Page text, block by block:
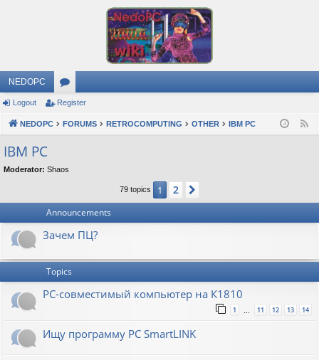
NEDOPC
or
u
s
Logout Register
NEDOPC FORUMS RETROCOMPUTING OTHER IBM PC
IBM PC
Moderator: Shaos
79 topics 1 2
Announcements
Зачем ПЦ?
Topics
PC-совместимый компьютер на К1810
1 … 11 12 13 14
Ищу программу PC SmartLINK